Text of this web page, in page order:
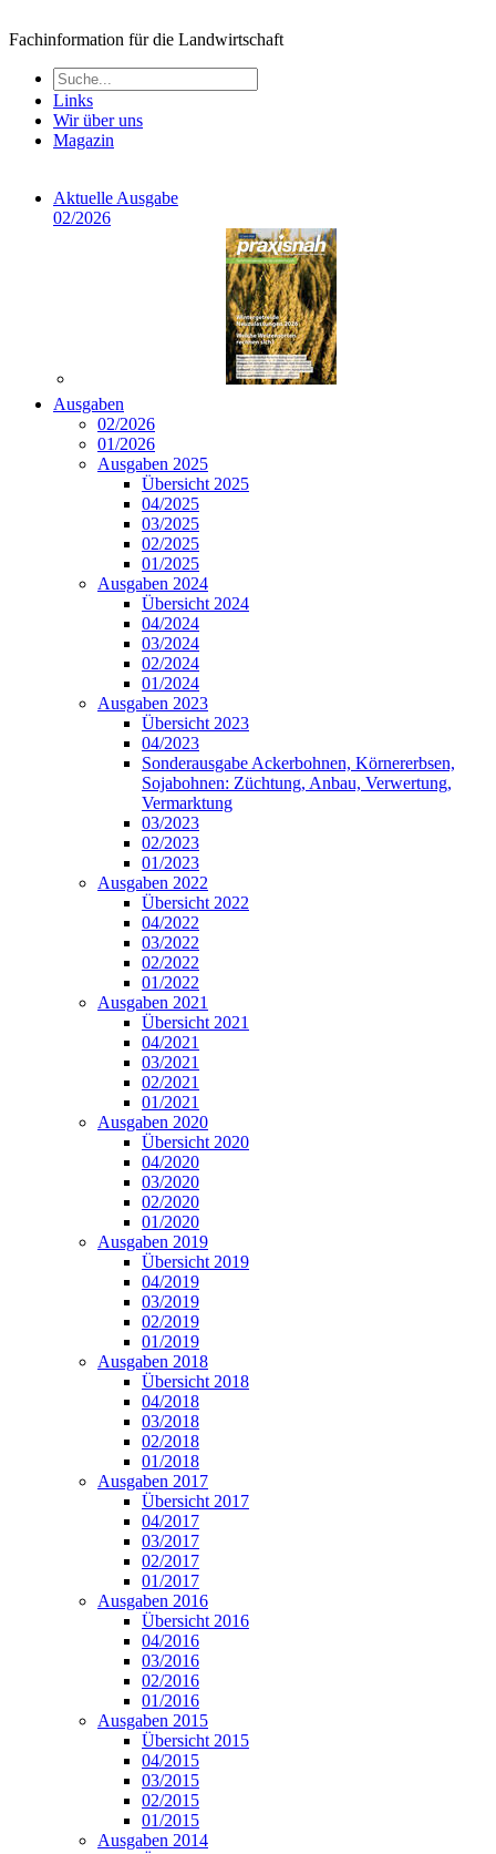
Fachinformation für die Landwirtschaft
Links
Wir über uns
Magazin
Aktuelle Ausgabe
02/2026
Ausgaben
02/2026
01/2026
Ausgaben 2025
Übersicht 2025
04/2025
03/2025
02/2025
01/2025
Ausgaben 2024
Übersicht 2024
04/2024
03/2024
02/2024
01/2024
Ausgaben 2023
Übersicht 2023
04/2023
Sonderausgabe Ackerbohnen, Körnererbsen,
Sojabohnen: Züchtung, Anbau, Verwertung,
Vermarktung
03/2023
02/2023
01/2023
Ausgaben 2022
Übersicht 2022
04/2022
03/2022
02/2022
01/2022
Ausgaben 2021
Übersicht 2021
04/2021
03/2021
02/2021
01/2021
Ausgaben 2020
Übersicht 2020
04/2020
03/2020
02/2020
01/2020
Ausgaben 2019
Übersicht 2019
04/2019
03/2019
02/2019
01/2019
Ausgaben 2018
Übersicht 2018
04/2018
03/2018
02/2018
01/2018
Ausgaben 2017
Übersicht 2017
04/2017
03/2017
02/2017
01/2017
Ausgaben 2016
Übersicht 2016
04/2016
03/2016
02/2016
01/2016
Ausgaben 2015
Übersicht 2015
04/2015
03/2015
02/2015
01/2015
Ausgaben 2014